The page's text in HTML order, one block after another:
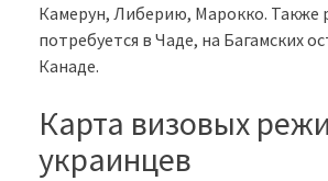
Камерун, Либерию, Марокко. Также
потребуется в Чаде, на Багамских
Канаде.
Карта визовых
украинцев